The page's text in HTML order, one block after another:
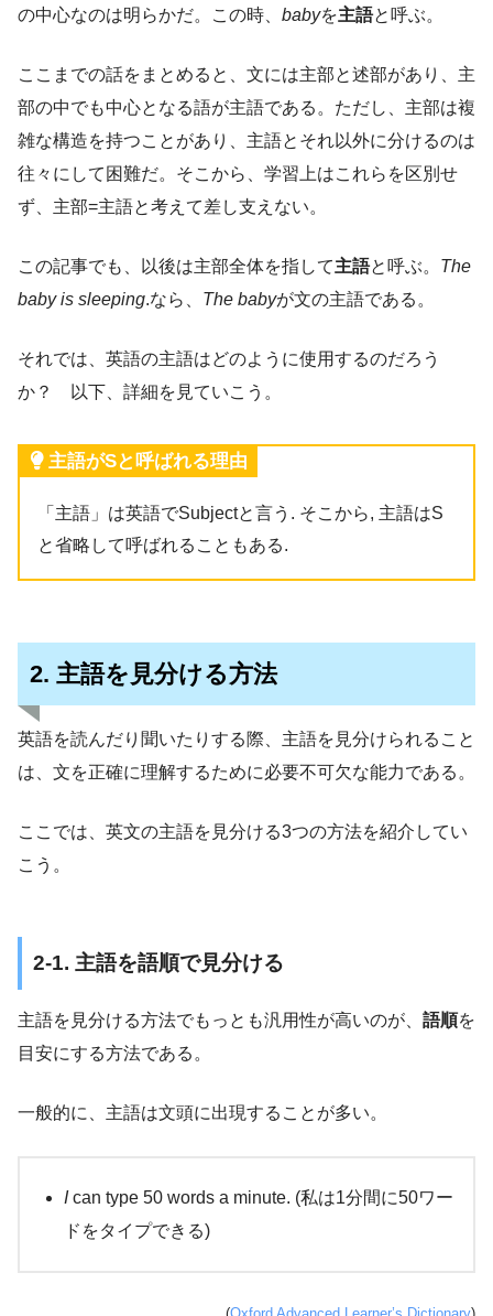
の中心なのは明らかだ。この時、 babyを主語と呼ぶ。
ここまでの話をまとめると、文には主部と述部があり、主
部の中でも中心となる語が主語である。ただし、主部は複
雑な構造を持つことがあり、主語とそれ以外に分けるのは
往々にして困難だ。そこから、学習上はこれらを区別せ
ず、主部=主語と考えて差し支えない。
この記事でも、以後は主部全体を指して主語と呼ぶ。 The
baby is sleeping.なら、 The babyが文の主語である。
それでは、英語の主語はどのように使用するのだろう
か？ 以下、詳細を見ていこう。
主語がSと呼ばれる理由
「主語」は英語でSubjectと言う. そこから, 主語はS
と省略して呼ばれることもある.
2. 主語を見分ける方法
英語を読んだり聞いたりする際、主語を見分けられること
は、文を正確に理解するために必要不可欠な能力である。
ここでは、英文の主語を見分ける3つの方法を紹介してい
こう。
2-1. 主語を語順で見分ける
主語を見分ける方法でもっとも汎用性が高いのが、 語順を
目安にする方法である。
一般的に、主語は文頭に出現することが多い。
Ican type 50 words a minute. (私は1分間に50ワー
ドをタイプできる)